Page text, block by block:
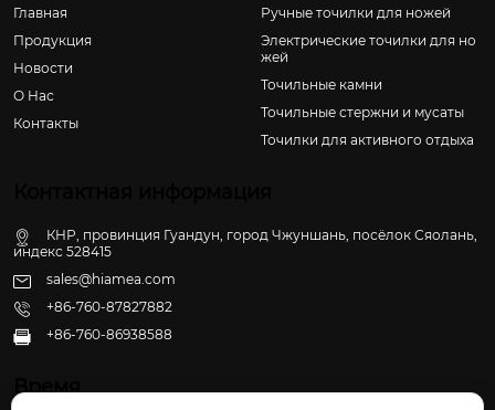
Главная
Продукция
Новости
О Hас
Контакты
Ручные точилки для ножей
Электрические точилки для но
жей
Точильные камни
Точильные стержни и мусаты
Точилки для активного отдыха
КНР, провинция Гуандун, город Чжуншань, посёлок Сяолань,
индекс 528415
sales@hiamea.com
+86-760-87827882
 +86-760-86938588
Время